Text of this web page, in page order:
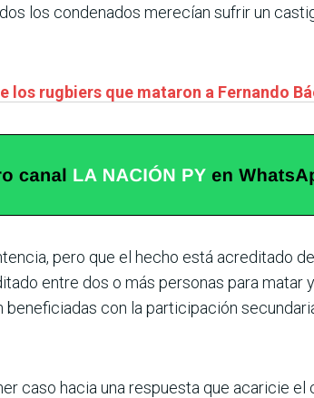
los condenados merecían sufrir un
los rugbiers que mataron a Fernando
pero que el hecho está acreditado
entre dos o más personas para matar
con la participación
caso hacia una respuesta que acaricie el